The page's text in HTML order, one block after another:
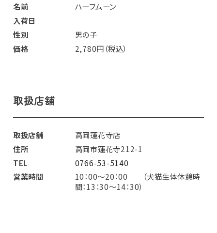
名前
ハーフムーン
入荷日
性別
男の子
価格
2,780円（税込）
取扱店舗
取扱店舗
高岡蓮花寺店
住所
高岡市蓮花寺212-1
TEL
0766-53-5140
営業時間
10：00～20：00 （犬猫生体休憩時
間：13：30～14：30）